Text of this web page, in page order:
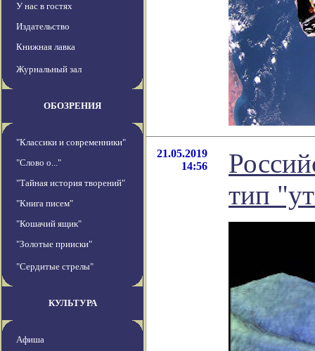
У нас в гостях
Издательство
Книжная лавка
Журнальный зал
ОБОЗРЕНИЯ
"Классики и современники"
"Слово о..."
"Тайная история творений"
"Книга писем"
"Кошачий ящик"
"Золотые прииски"
"Сердитые стрелы"
КУЛЬТУРА
Афиша
21.05.2019
14:56
тип